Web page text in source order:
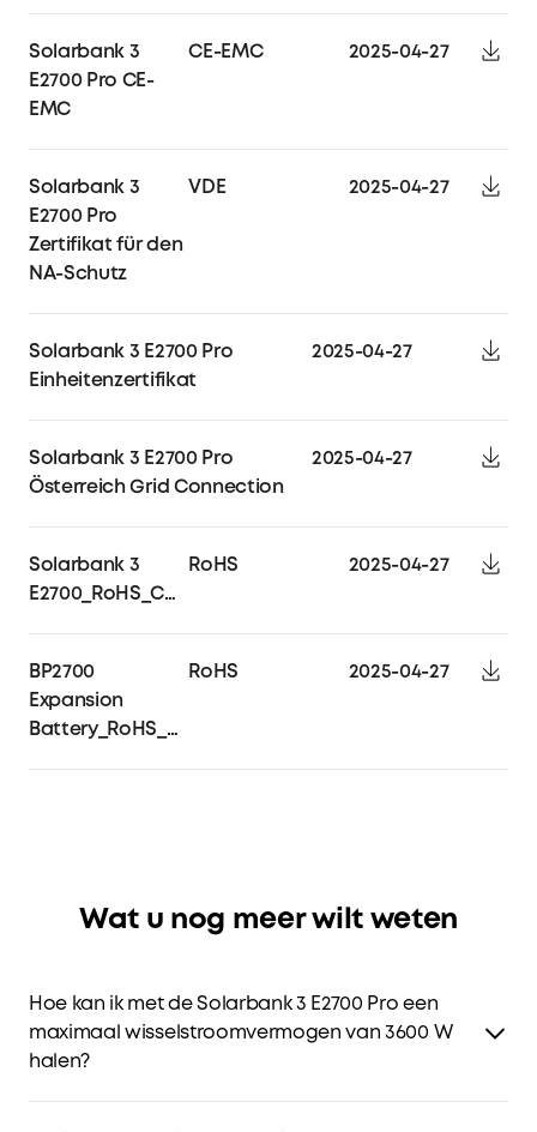
Solarbank 3
E2700 Pro CE-
EMC
CE-EMC 2025-04-27
Solarbank 3
E2700 Pro
Zertifikat für den
NA-Schutz
VDE 2025-04-27
Solarbank 3 E2700 Pro
Einheitenzertifikat
2025-04-27
Solarbank 3 E2700 Pro
Österreich Grid Connection
2025-04-27
Solarbank 3
E2700_RoHS_Certificate
RoHS 2025-04-27
BP2700
Expansion
Battery_RoHS_Certificate
RoHS 2025-04-27
Wat u nog meer wilt weten
Hoe kan ik met de Solarbank 3 E2700 Pro een
maximaal wisselstroomvermogen van 3600 W
halen?